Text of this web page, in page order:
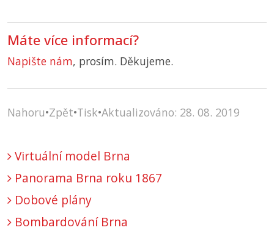
Máte více informací?
Napište nám, prosím. Děkujeme.
Nahoru•Zpět•Tisk•Aktualizováno: 28. 08. 2019
Virtuální model Brna
Panorama Brna roku 1867
Dobové plány
Bombardování Brna